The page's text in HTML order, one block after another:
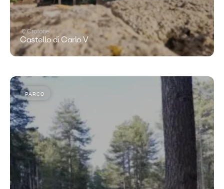
Crotone
Castello di Carlo V
PARCO